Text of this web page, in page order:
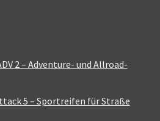
2 – Adventure- und Allroad-
5 – Sportreifen für Straße